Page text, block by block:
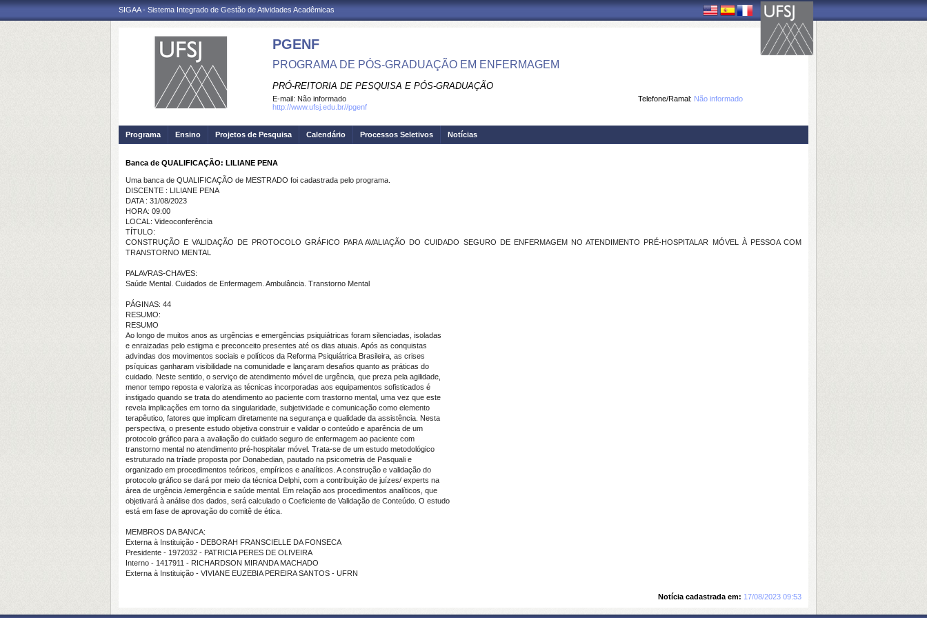
SIGAA - Sistema Integrado de Gestão de Atividades Acadêmicas
PGENF
PROGRAMA DE PÓS-GRADUAÇÃO EM ENFERMAGEM
PRÓ-REITORIA DE PESQUISA E PÓS-GRADUAÇÃO
Telefone/Ramal: Não informado
E-mail: Não informado
http://www.ufsj.edu.br//pgenf
Programa Ensino Projetos de Pesquisa Calendário Processos Seletivos Notícias
Banca de QUALIFICAÇÃO: LILIANE PENA
Uma banca de QUALIFICAÇÃO de MESTRADO foi cadastrada pelo programa.
DISCENTE : LILIANE PENA
DATA : 31/08/2023
HORA: 09:00
LOCAL: Videoconferência
TÍTULO:
CONSTRUÇÃO E VALIDAÇÃO DE PROTOCOLO GRÁFICO PARA AVALIAÇÃO DO CUIDADO SEGURO DE ENFERMAGEM NO ATENDIMENTO PRÉ-HOSPITALAR MÓVEL À PESSOA COM
TRANSTORNO MENTAL
PALAVRAS-CHAVES:
Saúde Mental. Cuidados de Enfermagem. Ambulância. Transtorno Mental
PÁGINAS: 44
RESUMO:
RESUMO
Ao longo de muitos anos as urgências e emergências psiquiátricas foram silenciadas, isoladas
e enraizadas pelo estigma e preconceito presentes até os dias atuais. Após as conquistas
advindas dos movimentos sociais e políticos da Reforma Psiquiátrica Brasileira, as crises
psíquicas ganharam visibilidade na comunidade e lançaram desafios quanto as práticas do
cuidado. Neste sentido, o serviço de atendimento móvel de urgência, que preza pela agilidade,
menor tempo reposta e valoriza as técnicas incorporadas aos equipamentos sofisticados é
instigado quando se trata do atendimento ao paciente com trastorno mental, uma vez que este
revela implicações em torno da singularidade, subjetividade e comunicação como elemento
terapêutico, fatores que implicam diretamente na segurança e qualidade da assistência. Nesta
perspectiva, o presente estudo objetiva construir e validar o conteúdo e aparência de um
protocolo gráfico para a avaliação do cuidado seguro de enfermagem ao paciente com
transtorno mental no atendimento pré-hospitalar móvel. Trata-se de um estudo metodológico
estruturado na tríade proposta por Donabedian, pautado na psicometria de Pasquali e
organizado em procedimentos teóricos, empíricos e analíticos. A construção e validação do
protocolo gráfico se dará por meio da técnica Delphi, com a contribuição de juízes/ experts na
área de urgência /emergência e saúde mental. Em relação aos procedimentos analíticos, que
objetivará à análise dos dados, será calculado o Coeficiente de Validação de Conteúdo. O estudo
está em fase de aprovação do comitê de ética.
MEMBROS DA BANCA:
Externa à Instituição - DEBORAH FRANSCIELLE DA FONSECA
Presidente - 1972032 - PATRICIA PERES DE OLIVEIRA
Interno - 1417911 - RICHARDSON MIRANDA MACHADO
Externa à Instituição - VIVIANE EUZEBIA PEREIRA SANTOS - UFRN
Notícia cadastrada em: 17/08/2023 09:53